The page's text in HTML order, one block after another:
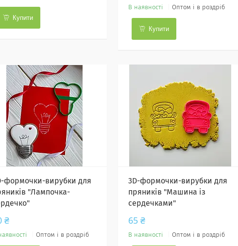
Купити
В наявності Оптом і в роздріб
Купити
формочки-вирубки для
"Лампочка-
₴
Оптом і в роздріб
3D-формочки-вирубки для
пряників "Машина із
сердечками"
65 ₴
В наявності Оптом і в роздріб